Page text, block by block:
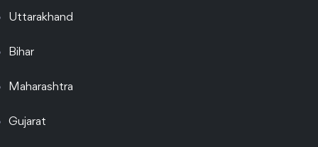
Uttarakhand
Bihar
Maharashtra
Gujarat